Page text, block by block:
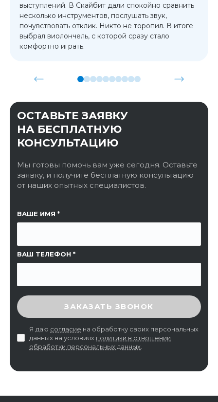
выступлений. В Скайбит дали спокойно сравнить
несколько инструментов, послушать звук,
почувствовать отклик. Никто не торопил. В итоге
выбрал виолончель, с которой сразу стало
комфортно играть.
ОСТАВЬТЕ ЗАЯВКУ
НА БЕСПЛАТНУЮ
КОНСУЛЬТАЦИЮ
Мы готовы помочь вам уже сегодня. Оставьте
заявку, и получите бесплатную консультацию
от наших опытных специалистов.
ВАШЕ ИМЯ
ВАШ ТЕЛЕФОН
ССЫЛКА НА СТРАНИЦУ
ВВЕДИТЕ ПРОВЕРОЧНЫЙ КОД
ЗАКАЗАТЬ ЗВОНОК
Я даю согласие на обработку своих персональных
данных на условиях политики в отношении
обработки персональных данных